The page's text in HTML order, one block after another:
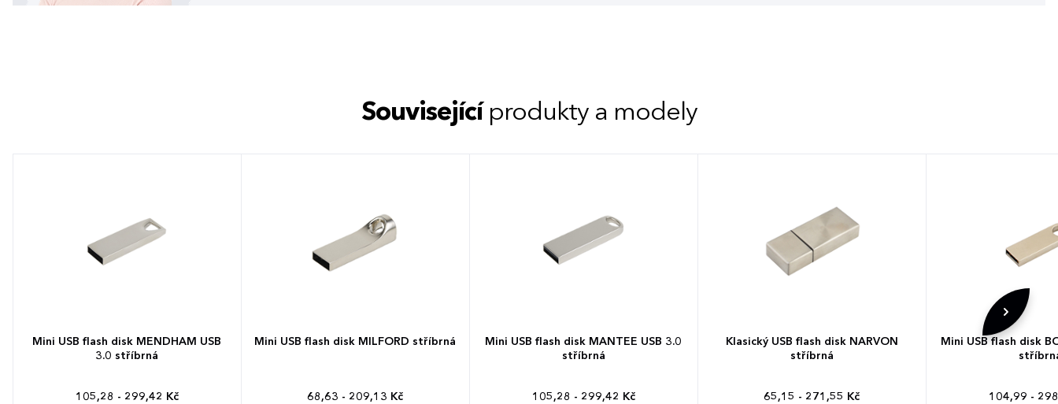
Související produkty a modely
Mini USB flash disk MENDHAM USB
3.0 stříbrná
105,28 - 299,42 Kč
Mini USB flash disk MILFORD stříbrná
68,63 - 209,13 Kč
Mini USB flash disk MANTEE USB 3.0
stříbrná
105,28 - 299,42 Kč
Klasický USB flash disk NARVON
stříbrná
65,15 - 271,55 Kč
Mini USB flash disk
104,99 -